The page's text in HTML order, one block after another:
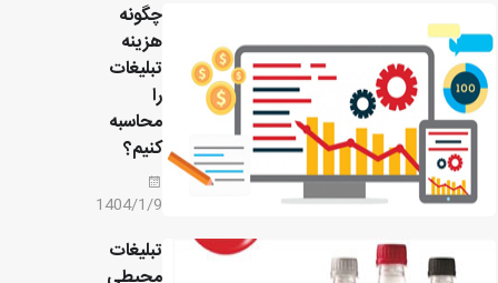
چگونه
هزینه
تبلیغات
را
محاسبه
کنیم؟
1404/1/9
تبلیغات